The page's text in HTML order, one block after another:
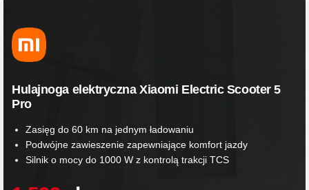
Hulajnoga elektryczna Xiaomi Electric Scooter 5
Pro
Zasięg do 60 km na jednym ładowaniu
Podwójne zawieszenie zapewniające komfort jazdy
Silnik o mocy do 1000 W z kontrolą trakcji TCS